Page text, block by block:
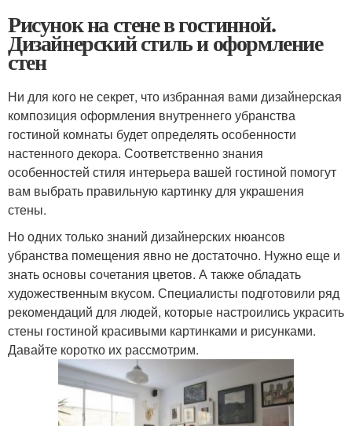
Рисунок на стене в гостинной.
Дизайнерский стиль и оформление
стен
Ни для кого не секрет, что избранная вами дизайнерская
композиция оформления внутреннего убранства
гостиной комнаты будет определять особенности
настенного декора. Соответственно знания
особенностей стиля интерьера вашей гостиной помогут
вам выбрать правильную картинку для украшения
стены.
Но одних только знаний дизайнерских нюансов
убранства помещения явно не достаточно. Нужно еще и
знать основы сочетания цветов. А также обладать
художественным вкусом. Специалисты подготовили ряд
рекомендаций для людей, которые настроились украсить
стены гостиной красивыми картинками и рисунками.
Давайте коротко их рассмотрим.